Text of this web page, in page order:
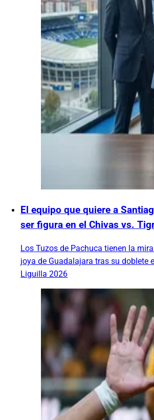
El equipo que quiere a
ser figura en el Chivas vs.
Los Tuzos de Pachuca tienen la
joya de Guadalajara tras su doblete
Liguilla 2026